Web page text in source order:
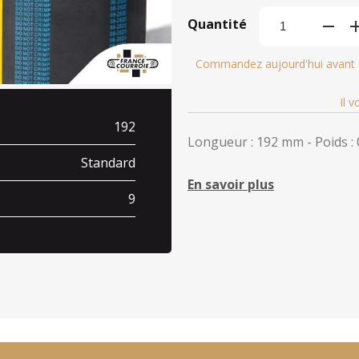
192
Standard
9
Quantité
Commandez aujourd'hui avant
Il
Longueur : 192 mm - Poids :
En savoir plus